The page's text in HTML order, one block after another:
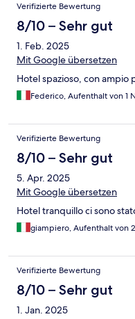
Verifizierte Bewertung
8/10 – Sehr gut
1. Feb. 2025
Mit Google übersetzen
Hotel spazioso, con
Federico, Aufenthalt von 1
Verifizierte Bewertung
8/10 – Sehr gut
5. Apr. 2025
Mit Google übersetzen
Hotel tranquillo ci sono
giampiero, Aufenthalt von
Verifizierte Bewertung
8/10 – Sehr gut
1. Jan. 2025